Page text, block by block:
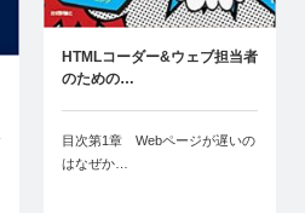
HTMLコーダー&ウェブ担当者
のための…
目次第1章 Webページが遅いの
はなぜか…